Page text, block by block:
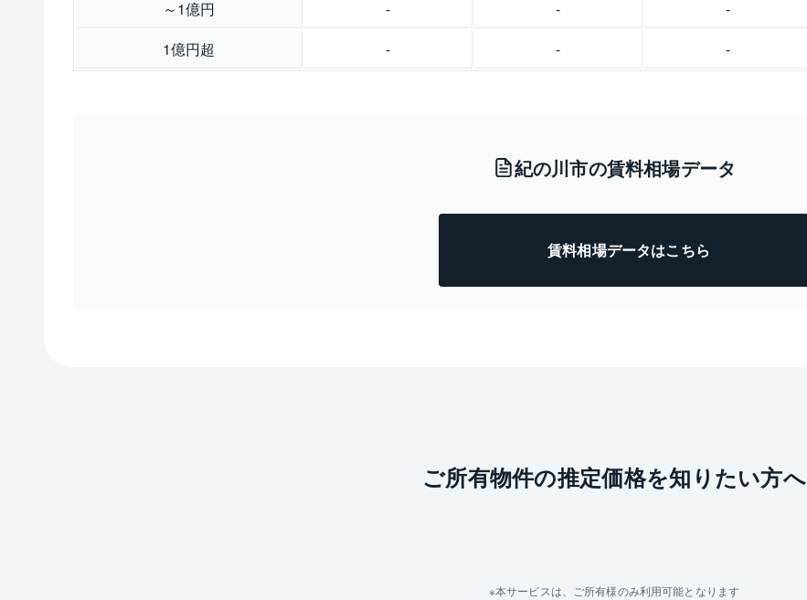
～1億円
- - -
1億円超
- - -
紀の川市の賃料相場データ
賃料相場データはこちら
ご所有物件の推定価格を知りたい方へ
本サービスは、ご所有様のみ利用可能となります